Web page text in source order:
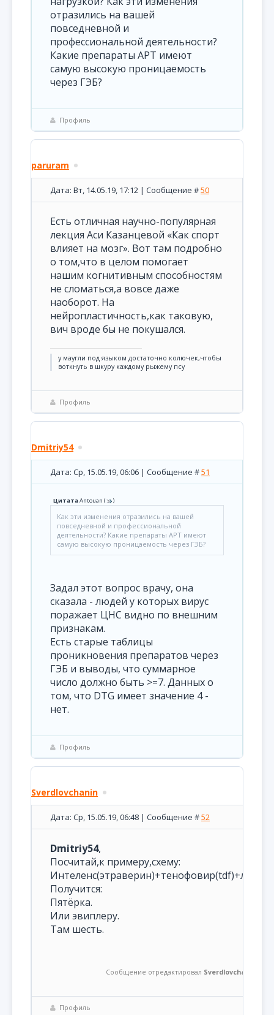
отразились на вашей
повседневной и
профессиональной деятельности?
Какие препараты АРТ имеют
самую высокую проницаемость
через ГЭБ?
Профиль
paruram
Дата: Вт, 14.05.19, 17:12 | Сообщение #50
Есть отличная научно-популярная
лекция Аси Казанцевой «Как спорт
влияет на мозг». Вот там подробно
о том,что в целом помогает
нашим когнитивным способностям
не сломаться,а вовсе даже
наоборот. На
нейропластичность,как таковую,
вич вроде бы не покушался.
у маугли под языком достаточно колючек,чтобы
воткнуть в шкуру каждому рыжему псу
Профиль
Dmitriy54
Дата: Ср, 15.05.19, 06:06 | Сообщение #51
ЦитатаAntouan ( )
Как эти изменения отразились на вашей
повседневной и профессиональной
деятельности? Какие препараты АРТ имеют
самую высокую проницаемость через ГЭБ?
Задал этот вопрос врачу, она
сказала - людей у которых вирус
поражает ЦНС видно по внешним
признакам.
Есть старые таблицы
проникновения препаратов через
ГЭБ и выводы, что суммарное
число должно быть >=7. Данных о
том, что DTG имеет значение 4 -
нет.
Профиль
Sverdlovchanin
Дата: Ср, 15.05.19, 06:48 | Сообщение #52
Dmitriy54,
Посчитай,к примеру,схему:
Получится:
Пятёрка.
Или эвиплеру.
Там шесть.
Сообщение отредактировал Sverdlovchanin
Профиль